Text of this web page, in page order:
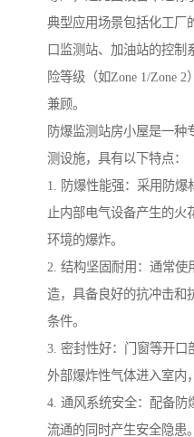
典型应用场景包括化工厂
口监测站、加油站的控制
险等级（如Zone 1/Zone
兼顾。
防爆监测站房小屋是一种
测设施，具有以下特点：
1. 防爆性能强：采用防爆
止内部电气设备产生的火
环境的爆炸。
2. 结构坚固耐用：通常使
造，具备良好的抗冲击和
条件。
3. 密封性好：门窗等开口
外部爆炸性气体进入室内
4. 通风系统安全：配备防
流通的同时产生安全隐患。